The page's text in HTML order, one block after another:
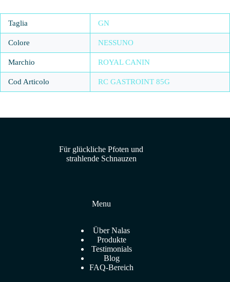
Taglia GN
Colore NESSUNO
Marchio ROYAL CANIN
Cod Articolo RC GASTROINT 85G
Für glückliche Pfoten und
strahlende Schnauzen
Menu
Über Nalas
Produkte
Testimonials
Blog
FAQ-Bereich